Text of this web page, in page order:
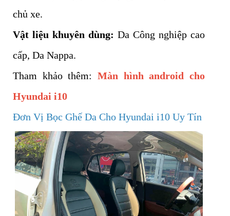
chủ xe.
Vật liệu khuyên dùng: Da Công nghiệp cao
cấp, Da Nappa.
Tham khảo thêm: Màn hình android cho
Hyundai i10
Đơn Vị Bọc Ghế Da Cho Hyundai i10 Uy Tín